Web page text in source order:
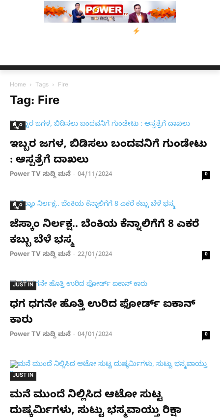
ನ್ಯೂಸ್ ಕಾರ್ಪ್‌ಗೆ ಎಐಯಿಂದ
Home Tags Fire
Tag: Fire
ಕ್ರೈಂ
ಇಬ್ಬರ ಜಗಳ, ಬಿಡಿಸಲು ಬಂದವನಿಗೆ ಗುಂಡೇಟು
: ಆಸ್ಪತ್ರೆಗೆ ದಾಖಲು
Power TV ಸುದ್ದಿ ಮನೆ - 04/11/2024 0
ಕ್ರೈಂ
ಜೆಸ್ಕಾಂ ನಿರ್ಲಕ್ಷ.. ಬೆಂಕಿಯ ಕೆನ್ನಾಲಿಗೆಗೆ 8 ಎಕರೆ
ಕಬ್ಬು ಬೆಳೆ ಭಸ್ಮ
Power TV ಸುದ್ದಿ ಮನೆ - 22/01/2024 0
JUST IN
ಧಗ ಧಗನೇ ಹೊತ್ತಿ ಉರಿದ ಫೋರ್ಡ್ ಐಕಾನ್
ಕಾರು
Power TV ಸುದ್ದಿ ಮನೆ - 04/01/2024 0
JUST IN
ಮನೆ ಮುಂದೆ ನಿಲ್ಲಿಸಿದ ಆಟೋ ಸುಟ್ಟ
ದುಷ್ಕರ್ಮಿಗಳು, ಸುಟ್ಟು ಭಸ್ಮವಾಯ್ತು ರಿಕ್ಷಾ